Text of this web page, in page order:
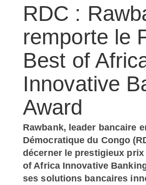
RDC :
remporte le
Best of
Innovative
Award
Rawbank, leader bancaire
Démocratique du Congo
décerner le prestigieux
of Africa Innovative
ses solutions bancaires